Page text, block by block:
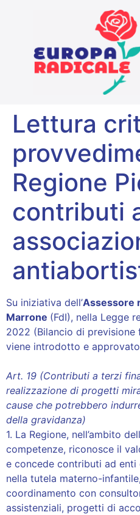
Lettura
Regione
contributi
Su iniziativa dell’Assessore
Marrone (FdI), nella Legge
2022 (Bilancio di
viene introdotto e
Art. 19 (Contributi a terzi
realizzazione di progetti
cause che potrebbero
della gravidanza)
1. La Regione, nell’ambito
competenze, riconosce il
e concede contributi ad
nella tutela materno-
coordinamento con
assistenziali, progetti di